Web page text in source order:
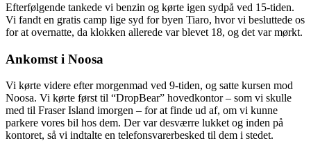
Efterfølgende tankede vi benzin og kørte igen sydpå ved 15-tiden.
Vi fandt en gratis camp lige syd for byen Tiaro, hvor vi besluttede os
for at overnatte, da klokken allerede var blevet 18, og det var mørkt.
Ankomst i Noosa
Vi kørte videre efter morgenmad ved 9-tiden, og satte kursen mod
Noosa. Vi kørte først til “DropBear” hovedkontor – som vi skulle
med til Fraser Island imorgen – for at finde ud af, om vi kunne
parkere vores bil hos dem. Der var desværre lukket og inden på
kontoret, så vi indtalte en telefonsvarerbesked til dem i stedet.